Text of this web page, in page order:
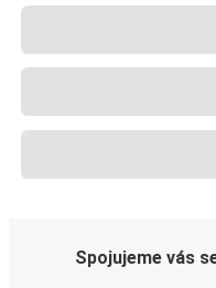
Spojujeme vás